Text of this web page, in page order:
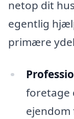
netop dit
egentlig
primære
foretage